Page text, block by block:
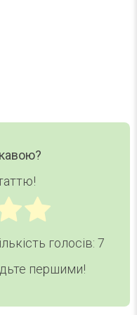
голосів: 7
першими!